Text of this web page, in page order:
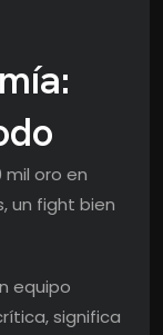
mil oro en
un fight bien
equipo
significa